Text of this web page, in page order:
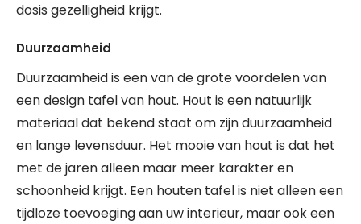
dosis gezelligheid krijgt.
Duurzaamheid
Duurzaamheid is een van de grote voordelen van
een design tafel van hout. Hout is een natuurlijk
materiaal dat bekend staat om zijn duurzaamheid
en lange levensduur. Het mooie van hout is dat het
met de jaren alleen maar meer karakter en
schoonheid krijgt. Een houten tafel is niet alleen een
tijdloze toevoeging aan uw interieur, maar ook een